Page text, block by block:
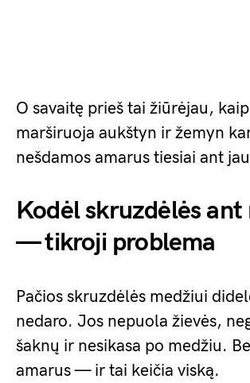
O savaitę prieš tai žiūrėjau,
marširuoja aukštyn ir žemyn
nešdamos amarus tiesiai ant
Kodėl skruzdėlės ant
— tikroji problema
Pačios skruzdėlės medžiui
nedaro. Jos nepuola žievės,
šaknų ir nesikasa po medžiu.
amarus — ir tai keičia viską.